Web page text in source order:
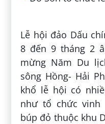
Lễ hội đảo Dấu
8 đến 9 tháng 2
mừng Năm Du
sông Hồng- Hải
khổ lễ hội có
như tổ chức vinh
búp đỏ thuộc khu